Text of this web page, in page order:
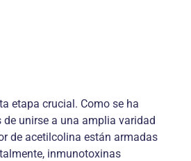
etapa crucial. Como se ha
unirse a una amplia varidad
de acetilcolina están armadas
inmunotoxinas